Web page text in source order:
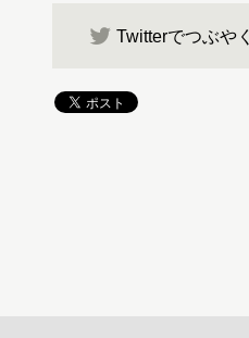
Twitterでつぶやく